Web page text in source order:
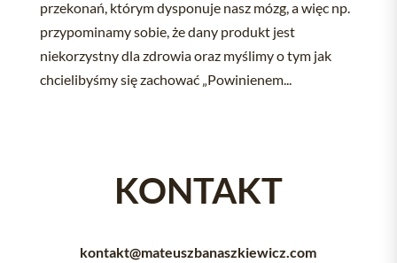
przekonań, którym dysponuje nasz mózg, a więc np.
przypominamy sobie, że dany produkt jest
niekorzystny dla zdrowia oraz myślimy o tym jak
chcielibyśmy się zachować „Powinienem...
KONTAKT
kontakt@mateuszbanaszkiewicz.com